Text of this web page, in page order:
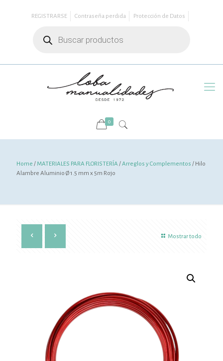
REGISTRARSE Contraseña perdida
Protección de Datos
productos
0
Home /MATERIALES PARA FLORISTERÍA /Arreglos y Complementos / Hilo
Alambre Aluminio Ø 1.5 mm x 5m Rojo
Mostrar todo